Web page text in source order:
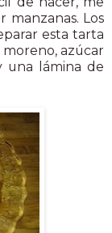
manzanas. Los
esta tarta
moreno, azúcar
una lámina de